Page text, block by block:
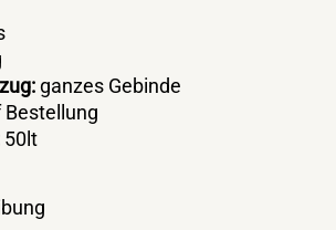
ganzes Gebinde
Bestellung
50lt